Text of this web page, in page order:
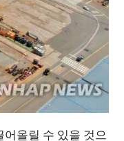
올릴 수 있을 것으